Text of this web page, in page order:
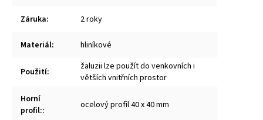
Záruka: 2 roky
Materiál: hliníkové
Použití:
žaluzii lze použít do venkovních i
větších vnitřních prostor
Horní
profil:: ocelový profil 40 x 40 mm